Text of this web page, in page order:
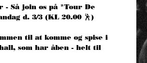
- Så join os på "Tour De
d. 3/3 (KL 20.00 🕺)
til at komme og spise i
som har åben - helt til